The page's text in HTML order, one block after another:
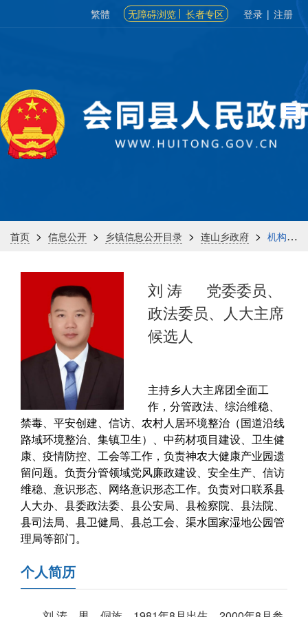
繁體 无障碍浏览 长者专区 登录 | 注册
首页 > 信息公开 > 乡镇信息公开目录 > 连山乡政府 > 机构信息
刘 涛
党委委员、
政法委员、人大主席
候选人
主持乡人大主席团全面工
作，分管政法、综治维稳、
禁毒、平安创建、信访、农村人居环境整治（国道沿线
路域环境整治、集镇卫生）、中药材项目建设、卫生健
康、疫情防控、工会等工作，负责神农大健康产业园遗
留问题。负责分管领域党风廉政建设、安全生产、信访
维稳、意识形态、网络意识形态工作。负责对口联系县
人大办、县委政法委、县公安局、县检察院、县法院、
县司法局、县卫健局、县总工会、渠水国家湿地公园管
理局等部门。
个人简历